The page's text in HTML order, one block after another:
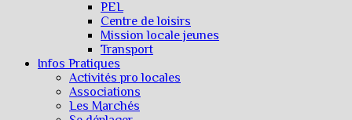
PEL
Centre de loisirs
Mission locale jeunes
Transport
Infos Pratiques
Activités pro locales
Associations
Les Marchés